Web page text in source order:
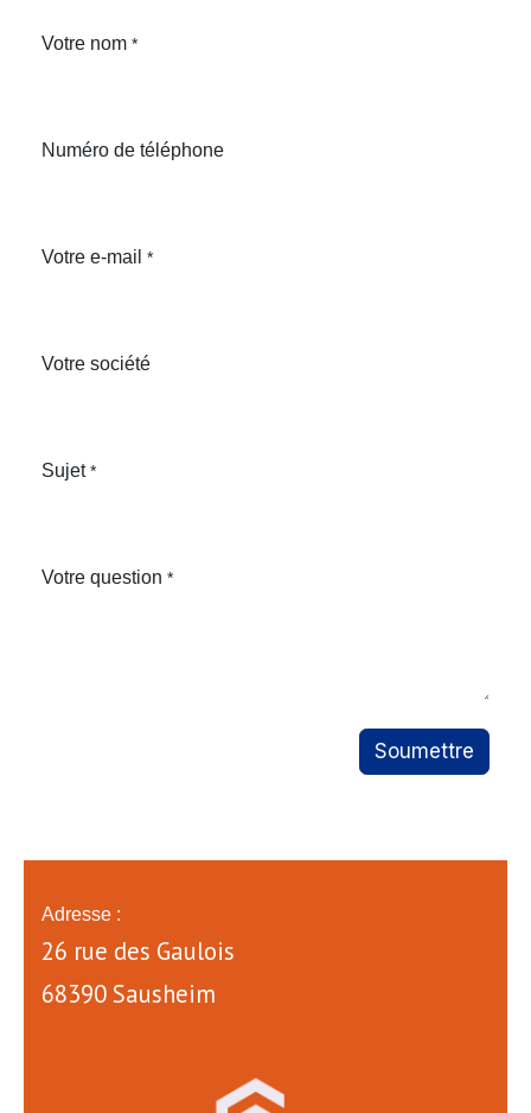
Votre nom *
Numéro de téléphone
Votre e-mail *
Votre société
Sujet *
Votre question *
Soumettre
Adresse :
26 rue des Gaulois
68390 Sausheim